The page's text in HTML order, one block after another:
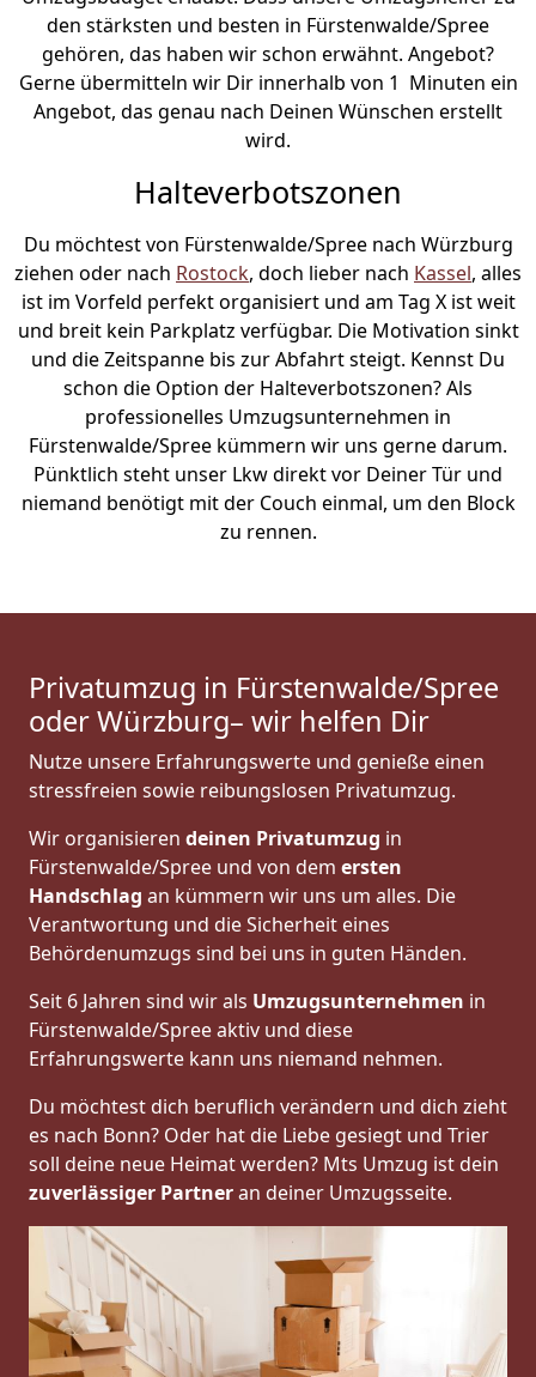
den stärksten und besten in Fürstenwalde/Spree
gehören, das haben wir schon erwähnt. Angebot?
Gerne übermitteln wir Dir innerhalb von 1 Minuten ein
Angebot, das genau nach Deinen Wünschen erstellt
wird.
Halteverbotszonen
Du möchtest von Fürstenwalde/Spree nach Würzburg
ziehen oder nach Rostock, doch lieber nach Kassel, alles
ist im Vorfeld perfekt organisiert und am Tag X ist weit
und breit kein Parkplatz verfügbar. Die Motivation sinkt
und die Zeitspanne bis zur Abfahrt steigt. Kennst Du
schon die Option der Halteverbotszonen? Als
professionelles Umzugsunternehmen in
Fürstenwalde/Spree kümmern wir uns gerne darum.
Pünktlich steht unser Lkw direkt vor Deiner Tür und
niemand benötigt mit der Couch einmal, um den Block
zu rennen.
Privatumzug in Fürstenwalde/Spree
oder Würzburg– wir helfen Dir
Nutze unsere Erfahrungswerte und genieße einen
stressfreien sowie reibungslosen Privatumzug.
Wir organisieren deinen Privatumzug in
Fürstenwalde/Spree und von dem ersten
Handschlag an kümmern wir uns um alles. Die
Verantwortung und die Sicherheit eines
Behördenumzugs sind bei uns in guten Händen.
Seit 6 Jahren sind wir als Umzugsunternehmen in
Fürstenwalde/Spree aktiv und diese
Erfahrungswerte kann uns niemand nehmen.
Du möchtest dich beruflich verändern und dich zieht
es nach Bonn? Oder hat die Liebe gesiegt und Trier
soll deine neue Heimat werden? Mts Umzug ist dein
zuverlässiger Partneran deiner Umzugsseite.